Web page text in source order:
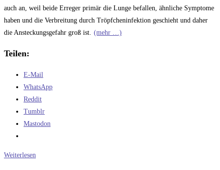
auch an, weil beide Erreger primär die Lunge befallen, ähnliche Symptome
haben und die Verbreitung durch Tröpfcheninfektion geschieht und daher
die Ansteckungsgefahr groß ist. (mehr …)
Teilen:
E-Mail
WhatsApp
Reddit
Tumblr
Mastodon
Weiterlesen